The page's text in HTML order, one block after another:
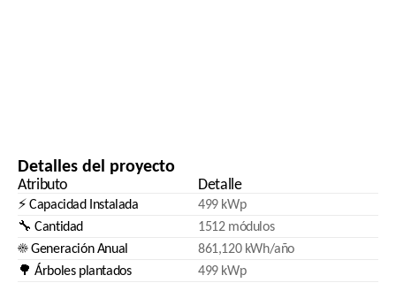
Detalles del proyecto
Atributo Detalle
⚡ Capacidad Instalada
499 kWp
🔧 Cantidad
1512 módulos
☀️ Generación Anual
861,120 kWh/año
🌳 Árboles plantados
499 kWp